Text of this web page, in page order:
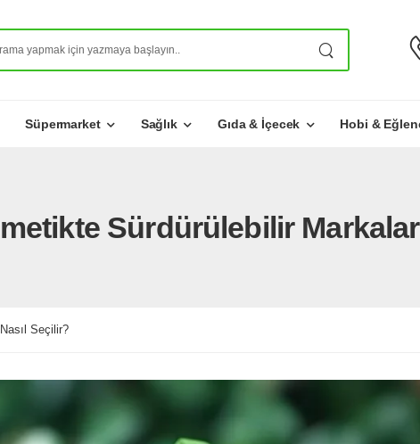
Süpermarket Sağlık Gıda & İçecek Hobi &
Sürdürülebilir
Seçilir?